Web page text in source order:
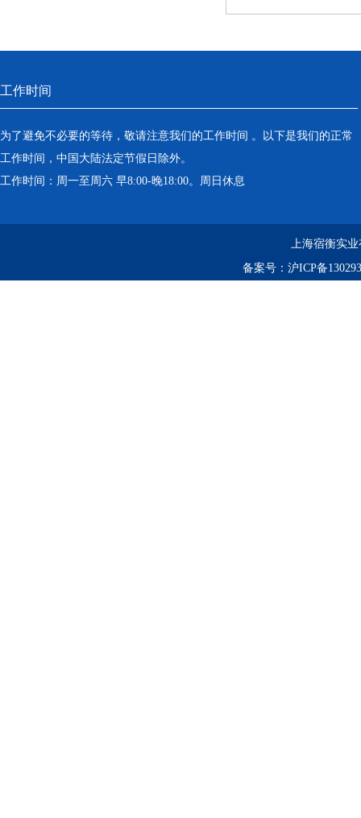
工作时间
为了避免不必要的等待，敬请注意我们的工作时间 。以下是我们的正常
工作时间，中国大陆法定节假日除外。
工作时间：周一至周六 早8:00-晚18:00。周日休息
上海宿衡实
备案号： 沪ICP备